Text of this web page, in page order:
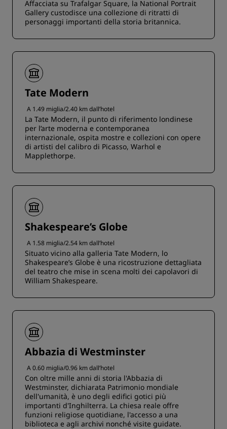
Affacciata su Trafalgar Square, la National Portrait
Gallery custodisce una collezione di ritratti di
personaggi importanti della storia britannica.
Tate Modern
A 1.49 miglia/2.40 km dall’hotel
La Tate Modern, il punto di riferimento londinese
per l’arte moderna e contemporanea
internazionale, ospita mostre e collezioni con opere
di artisti del calibro di Picasso, Warhol e
Mapplethorpe.
Shakespeare’s Globe
A 1.58 miglia/2.54 km dall’hotel
Situato vicino alla galleria Tate Modern, lo
Shakespeare’s Globe è una ricostruzione dettagliata
del teatro che mise in scena molti dei capolavori di
William Shakespeare.
Abbazia di Westminster
A 0.60 miglia/0.96 km dall’hotel
Con oltre mille anni di storia l'Abbazia di
Westminster, dichiarata Patrimonio mondiale
dell'umanità, è uno degli edifici gotici più
importanti d'Inghilterra. La chiesa reale offre
funzioni religiose quotidiane, l'accesso a una
biblioteca e agli archivi nonché visite guidate.